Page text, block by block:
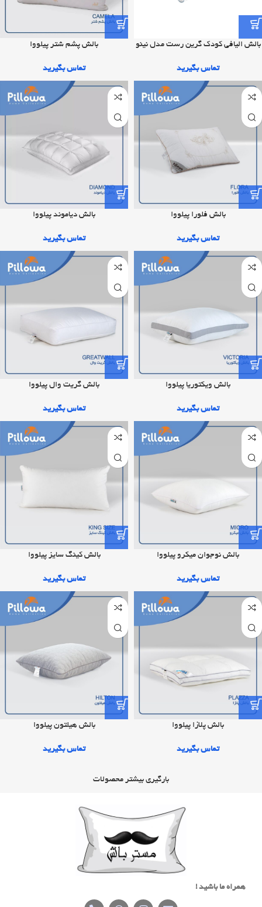
بالش الیافی کودک گرین رست مدل نینو
تماس بگیرید
بالش پشم شتر پیلووا
تماس بگیرید
بالش فلورا پیلووا
تماس بگیرید
بالش دیاموند پیلووا
تماس بگیرید
بالش ویکتوریا پیلووا
تماس بگیرید
بالش گریت وال پیلووا
تماس بگیرید
بالش نوجوان میکرو پیلووا
تماس بگیرید
بالش کینگ سایز پیلووا
تماس بگیرید
بالش پلازا پیلووا
تماس بگیرید
بالش هيلتون پیلووا
تماس بگیرید
بارگیری بیشتر محصولات
همراه ما باشید !